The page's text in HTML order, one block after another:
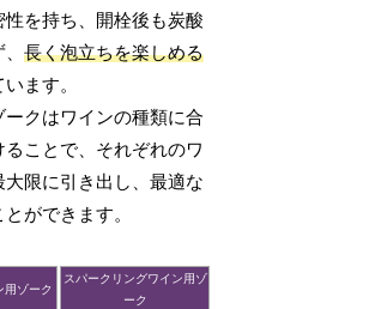
性を持ち、開栓後も炭酸
、長く泡立ちを楽しめる
ます。
ークはワインの種類に合
ことで、それぞれのワ
大限に引き出し、最適な
ができます。
用ゾーク
スパークリングワイン用ゾ
ーク